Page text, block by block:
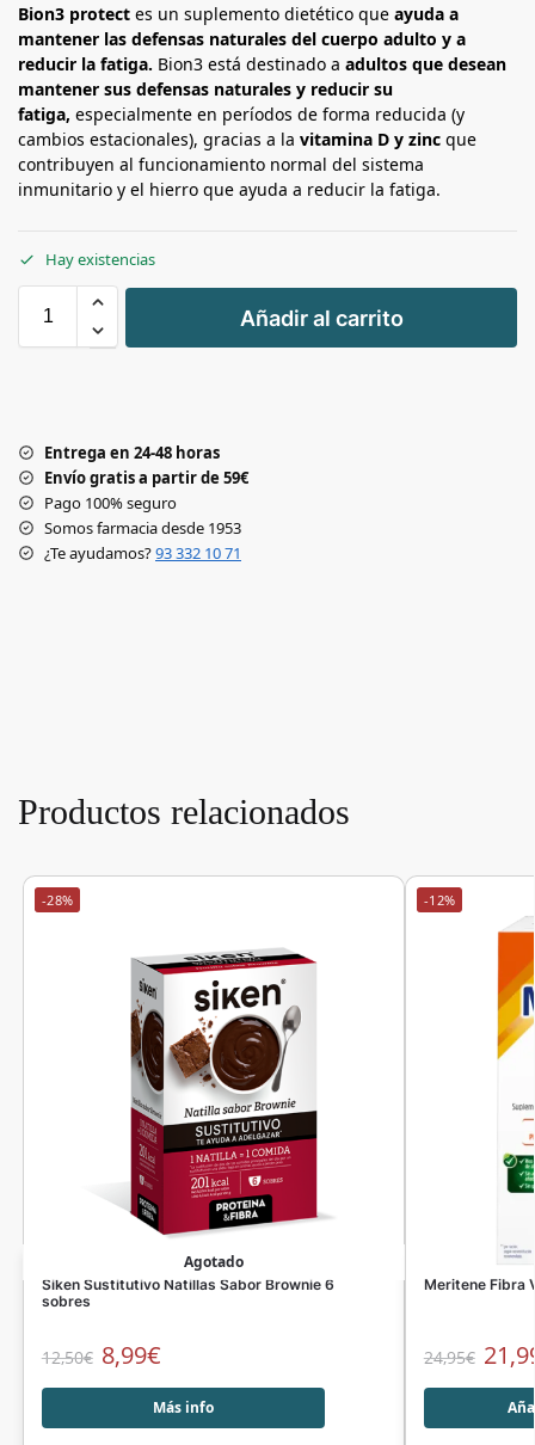
Bion3 protect es un suplemento dietético que ayuda a
mantener las defensas naturales del cuerpo adulto y a
reducir la fatiga. Bion3 está destinado a adultos que desean
mantener sus defensas naturales y reducir su
fatiga, especialmente en períodos de forma reducida (y
cambios estacionales), gracias a la vitamina D y zinc que
contribuyen al funcionamiento normal del sistema
inmunitario y el hierro que ayuda a reducir la fatiga.
Hay existencias
+
-
Añadir al carrito
Entrega en 24-48 horas
Envío gratis a partir de 59€
Pago 100% seguro
Somos farmacia desde 1953
¿Te ayudamos?93 332 10 71
Productos relacionados
-28%
Agotado
Siken Sustitutivo Natillas Sabor Brownie 6
sobres
12,50€ 8,99€
Más info
-12%
Meritene Fibra
24,95€